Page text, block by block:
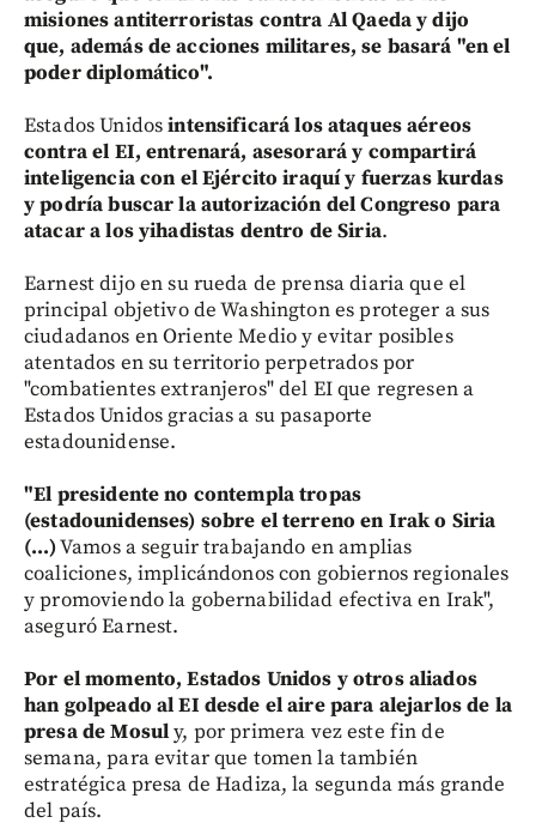
misiones antiterroristas contra Al Qaeda y dijo
que, además de acciones militares, se basará "en el
poder diplomático".
Estados Unidosintensificará los ataques aéreos
contra el EI, entrenará, asesorará y compartirá
inteligencia con el Ejército iraquí y fuerzas kurdas
y podría buscar la autorización del Congreso para
atacar a los yihadistas dentro de Siria.
Earnest dijo en su rueda de prensa diaria que el
principal objetivo de Washington es proteger a sus
ciudadanos en Oriente Medio y evitar posibles
atentados en su territorio perpetrados por
"combatientes extranjeros" del EI que regresen a
Estados Unidos gracias a su pasaporte
estadounidense.
"El presidente no contempla tropas
(estadounidenses) sobre el terreno en Irak o Siria
(...)Vamos a seguir trabajando en amplias
coaliciones, implicándonos con gobiernos regionales
y promoviendo la gobernabilidad efectiva en Irak",
aseguró Earnest.
Por el momento, Estados Unidos y otros aliados
han golpeado al EI desde el aire para alejarlos de la
presa de Mosuly, por primera vez este fin de
semana, para evitar que tomen la también
estratégica presa de Hadiza, la segunda más grande
del país.